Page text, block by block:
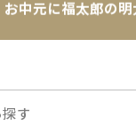
★めんべい25周
送料全国一律770円